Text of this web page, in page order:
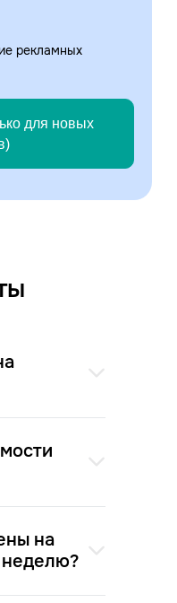
рекламных
для новых
на
неделю?